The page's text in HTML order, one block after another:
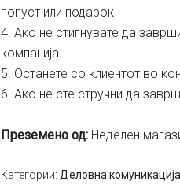
попуст или подарок
4. Ако не стигнувате да
компанија
5. Останете со клиентот во
6. Ако не сте стручни да
Преземено од: Неделен
Категории: Деловна комуникација